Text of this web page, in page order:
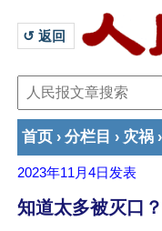
↺ 返回
首页 › 分栏目 › 灾祸 ›
2023年11月4日 发表
知道太多被灭口